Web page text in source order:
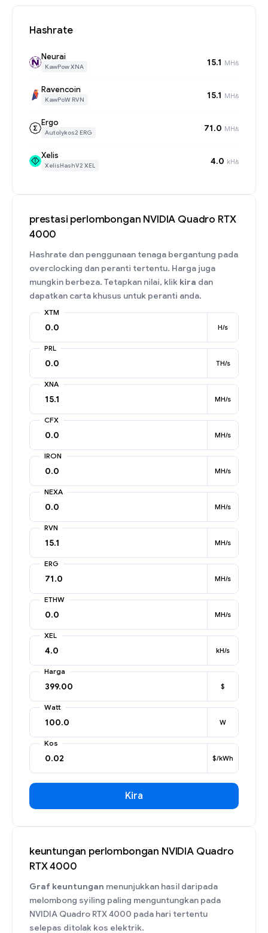
Hashrate
Neurai
KawPow XNA 15.1 MH/s
Ravencoin
KawPoW RVN 15.1 MH/s
Ergo
Autolykos2 ERG 71.0 MH/s
Xelis
XelisHashV2 XEL 4.0 kH/s
prestasi perlombongan NVIDIA Quadro RTX
4000
Hashrate dan penggunaan tenaga bergantung pada
overclocking dan peranti tertentu. Harga juga
mungkin berbeza. Tetapkan nilai, klik kira dan
dapatkan carta khusus untuk peranti anda.
XTM
H/s
PRL
TH/s
XNA
MH/s
CFX
MH/s
IRON
MH/s
NEXA
MH/s
RVN
MH/s
ERG
MH/s
ETHW
MH/s
XEL
kH/s
Harga
$
Watt
W
Kos
$/kWh
Kira
keuntungan perlombongan NVIDIA Quadro
RTX 4000
Graf keuntungan menunjukkan hasil daripada
melombong syiling paling menguntungkan pada
NVIDIA Quadro RTX 4000 pada hari tertentu
selepas ditolak kos elektrik.